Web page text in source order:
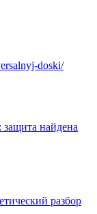
doski/
найдена
разбор